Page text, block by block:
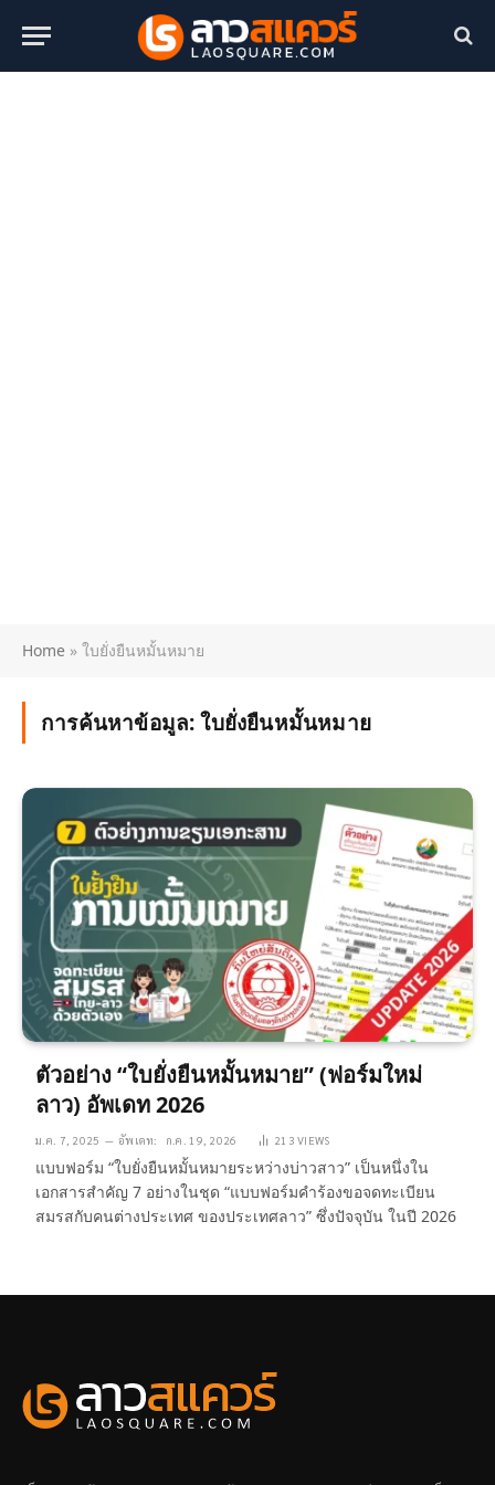
Home » ใบยั่งยืนหมั้นหมาย
การค้นหาข้อมูล:ใบยั่งยืนหมั้นหมาย
ตัวอย่าง “ใบยั่งยืนหมั้นหมาย” (ฟอร์มใหม่
ลาว) อัพเดท 2026
ม.ค. 7, 2025 อัพเดท: ก.ค. 19, 2026 213VIEWS
แบบฟอร์ม “ใบยั่งยืนหมั้นหมายระหว่างบ่าวสาว” เป็นหนึ่งใน
เอกสารสำคัญ 7 อย่างในชุด “แบบฟอร์มคำร้องขอจดทะเบียน
สมรสกับคนต่างประเทศ ของประเทศลาว” ซึ่งปัจจุบัน ในปี 2026